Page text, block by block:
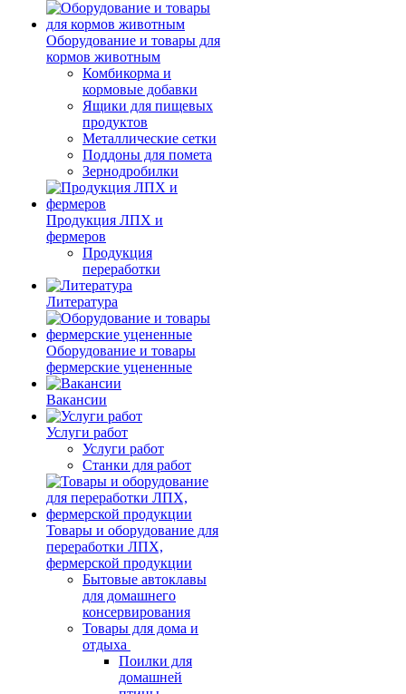
Оборудование и товары для
кормов животным
Комбикорма и
кормовые добавки
Ящики для пищевых
продуктов
Металлические сетки
Поддоны для помета
Зернодробилки
Продукция ЛПХ и
фермеров
Продукция
переработки
Литература
Оборудование и товары
фермерские уцененные
Вакансии
Услуги работ
Услуги работ
Станки для работ
Товары и оборудование для
переработки ЛПХ,
фермерской продукции
Бытовые автоклавы
для домашнего
консервирования
Товары для дома и
отдыха
Поилки для
домашней